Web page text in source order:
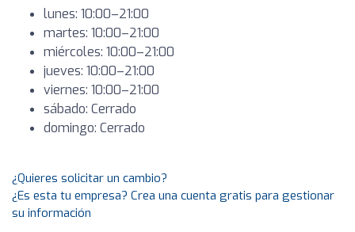
lunes: 10:00–21:00
martes: 10:00–21:00
miércoles: 10:00–21:00
jueves: 10:00–21:00
viernes: 10:00–21:00
sábado: Cerrado
domingo: Cerrado
¿Quieres solicitar un cambio?
¿Es esta tu empresa? Crea una cuenta gratis para gestionar
su información